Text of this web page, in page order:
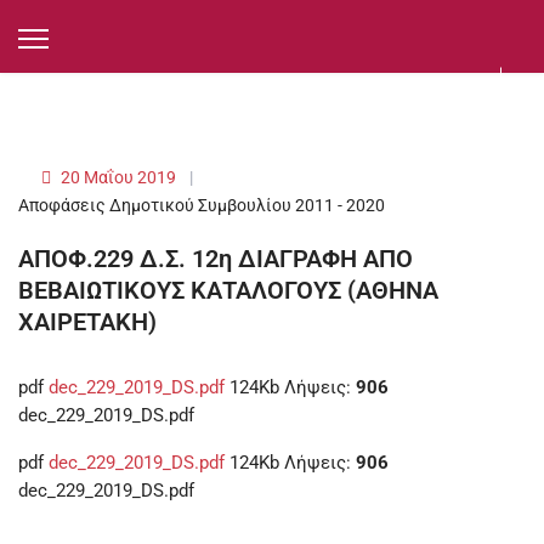
Αποφάσεις Δημοτικού Συμβουλίου 2011 - 2020
20 Μαΐου 2019
ΑΠΟΦ.229 Δ.Σ. 12η ΔΙΑΓΡΑΦΗ ΑΠΟ
ΒΕΒΑΙΩΤΙΚΟΥΣ ΚΑΤΑΛΟΓΟΥΣ (ΑΘΗΝΑ
ΧΑΙΡΕΤΑΚΗ)
pdf dec_229_2019_DS.pdf 124Kb Λήψεις: 906
dec_229_2019_DS.pdf
pdf dec_229_2019_DS.pdf 124Kb Λήψεις: 906
dec_229_2019_DS.pdf